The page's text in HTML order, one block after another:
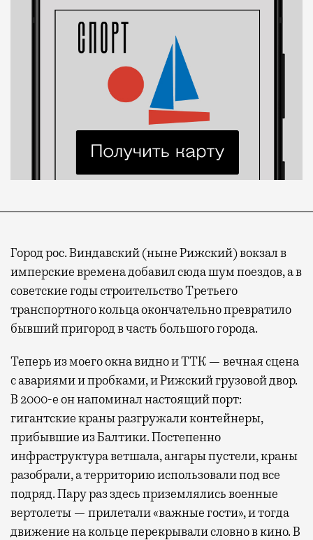
Город рос. Виндавский (ныне Рижский) вокзал в
имперские времена добавил сюда шум поездов, а в
советские годы строительство Третьего
транспортного кольца окончательно превратило
бывший пригород в часть большого города.
Теперь из моего окна видно и ТТК — вечная сцена
с авариями и пробками, и Рижский грузовой двор.
В 2000-е он напоминал настоящий порт:
гигантские краны разгружали контейнеры,
прибывшие из Балтики. Постепенно
инфраструктура ветшала, ангары пустели, краны
разобрали, а территорию использовали под все
подряд. Пару раз здесь приземлялись военные
вертолеты — прилетали «важные гости», и тогда
движение на кольце перекрывали словно в кино. В